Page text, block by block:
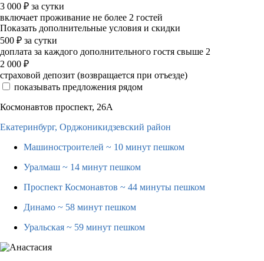
3 000 ₽ за сутки
включает проживание не более 2 гостей
Показать дополнительные условия и скидки
500 ₽ за сутки
доплата за каждого дополнительного гостя свыше 2
2 000 ₽
страховой депозит (возвращается при отъезде)
показывать предложения рядом
Космонавтов проспект, 26А
Екатеринбург, Орджоникидзевский район
Машиностроителей ~ 10 минут пешком
Уралмаш ~ 14 минут пешком
Проспект Космонавтов ~ 44 минуты пешком
Динамо ~ 58 минут пешком
Уральская ~ 59 минут пешком